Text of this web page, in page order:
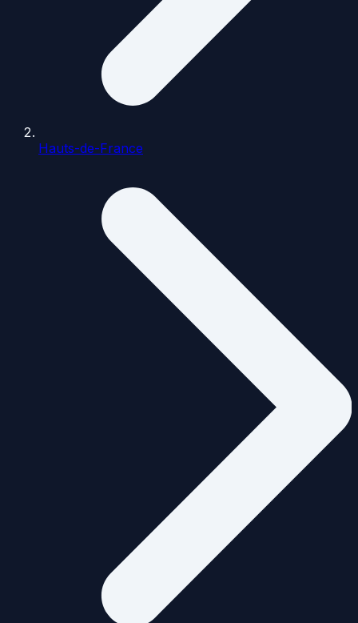
Hauts-de-France